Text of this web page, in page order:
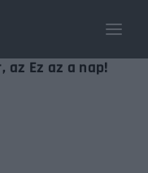
az Ez az a nap!
Register